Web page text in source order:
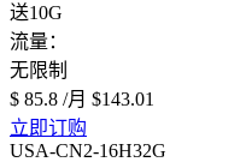
送10G
流量：
无限制
$ 85.8 /月 $143.01
立即订购
USA-CN2-16H32G